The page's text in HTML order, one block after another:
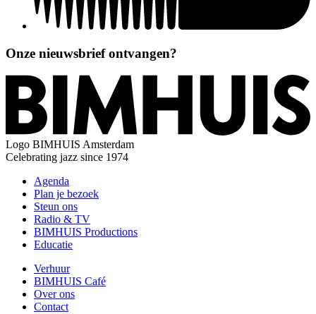
Onze nieuwsbrief ontvangen?
Logo BIMHUIS Amsterdam
Celebrating jazz since 1974
Agenda
Plan je bezoek
Steun ons
Radio & TV
BIMHUIS Productions
Educatie
Verhuur
BIMHUIS Café
Over ons
Contact